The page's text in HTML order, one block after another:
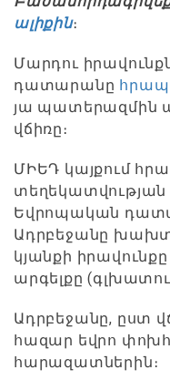
ալիքին։
Մարդու
դատարանը
յա պատերազմին
վճիռը։
ՄԻԵԴ կայքում
տեղեկատվության
Եվրոպական
Ադրբեջանը
կյանքի
արգելքը
Ադրբեջանը, ըստ
հազար եվրո
հարազատներին։